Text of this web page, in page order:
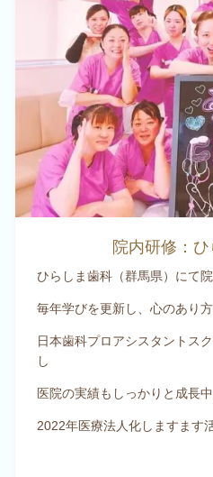
院内研修：
ひらしま歯科（群馬県）にて
毎年学びを更新し、心のあり方
日本歯科プロアシスタントス
し
医院の実績もしっかりと成長中
2022年医療法人化しますます